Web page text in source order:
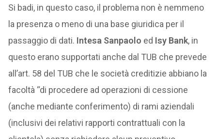
Si badi, in questo caso, il problema non è nemmeno
la presenza o meno di una base giuridica per il
passaggio di dati. Intesa Sanpaolo ed Isy Bank, in
questo erano supportati anche dal TUB che prevede
all’art. 58 del TUB che le società creditizie abbiano la
facoltà “di procedere ad operazioni di cessione
(anche mediante conferimento) di rami aziendali
(inclusivi dei relativi rapporti contrattuali con la